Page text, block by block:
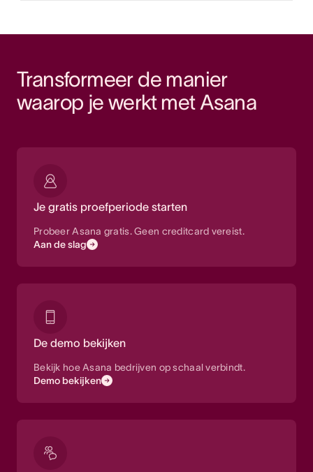
Transformeer de manier
waarop je werkt met Asana
Je gratis proefperiode starten
Probeer Asana gratis. Geen creditcard vereist.
Aan de slag
De demo bekijken
Bekijk hoe Asana bedrijven op schaal verbindt.
Demo bekijken